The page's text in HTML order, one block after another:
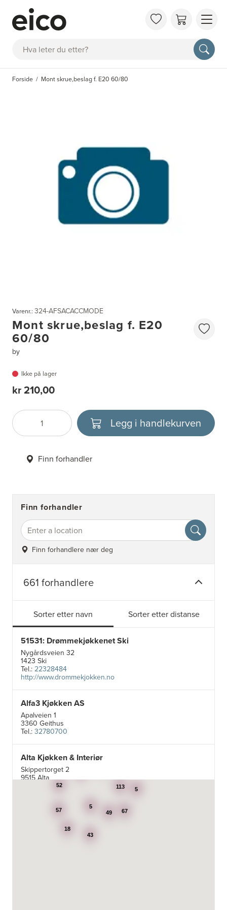
Søk
OM
FAQ
Forside Mont skrue,beslag f. E20 60/80
Varenr.: 324-AFSACACCMODE
Mont skrue,beslag f. E20
60/80
by
Ikke på lager
kr 210,00
Antall
Velg enhet Legg i handlekurven
Finn forhandler
Finn forhandler
Finn forhandlere nær deg
661 forhandlere
Sorter etter navn Sorter etter distanse
51531: Drømmekjøkkenet Ski
Nygårdsveien 32
1423 Ski
Tel.:22328484
http://www.drommekjokken.no
Alfa3 Kjøkken AS
Apalveien 1
3360 Geithus
Tel.:32780700
Alta Kjøkken & Interiør
Skippertorget 2
9515 Alta
99007242
Aran Scandinavia AS
Stadsing. Dahls gt. 31A
7043 Trondheim
49
113
52
57 67
43
5
5
18